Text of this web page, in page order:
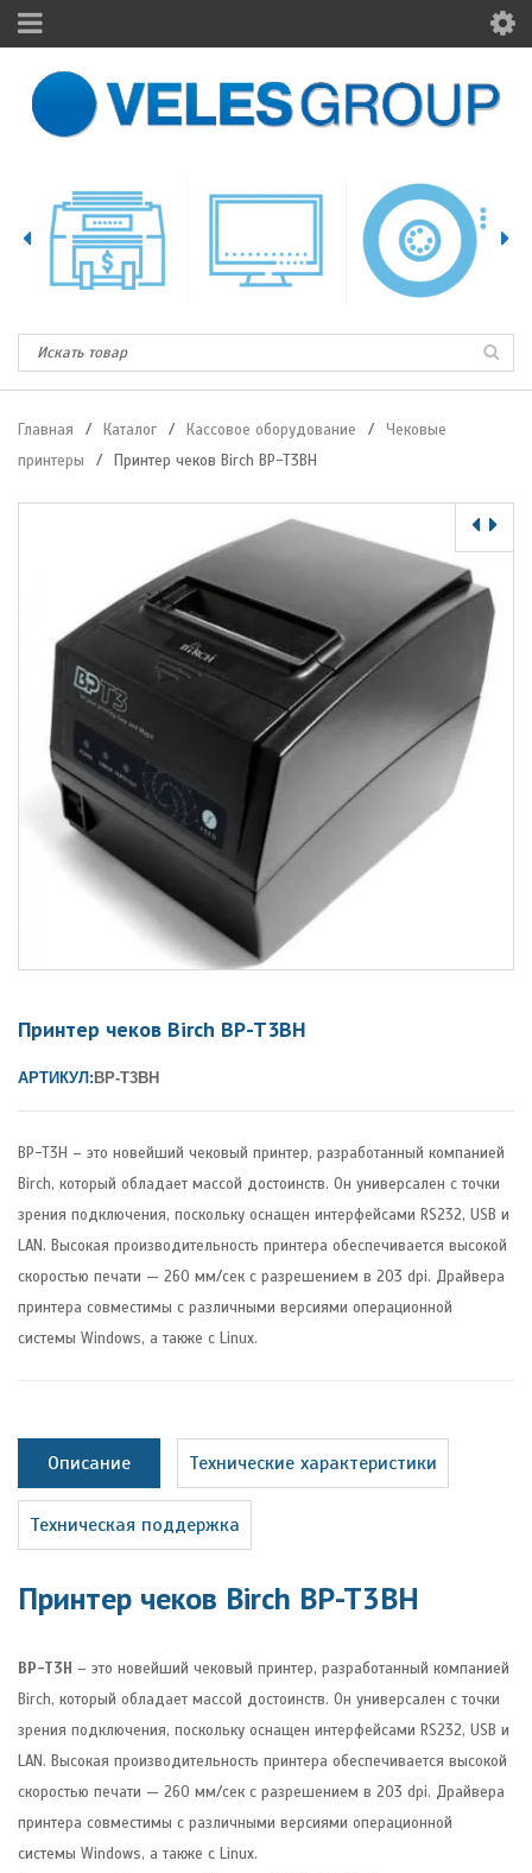
Главная / Каталог / Кассовое оборудование /
Чековые
принтеры
/ Принтер чеков Birch BP-T3BH
Принтер чеков Birch BP-T3BH
АРТИКУЛ: BP-T3BH
BP-T3H – это новейший чековый принтер, разработанный компанией
Birch, который обладает массой достоинств. Он универсален с точки
зрения подключения, поскольку оснащен интерфейсами RS232, USB и
LAN. Высокая производительность принтера обеспечивается высокой
скоростью печати — 260 мм/сек с разрешением в 203 dpi. Драйвера
принтера совместимы с различными версиями операционной
системы Windows, а также с Linux.
Описание Технические характеристики
Техническая поддержка
Принтер чеков Birch BP-T3BH
BP-T3H – это новейший чековый принтер, разработанный компанией
Birch, который обладает массой достоинств. Он универсален с точки
зрения подключения, поскольку оснащен интерфейсами RS232, USB и
LAN. Высокая производительность принтера обеспечивается высокой
скоростью печати — 260 мм/сек с разрешением в 203 dpi. Драйвера
принтера совместимы с различными версиями операционной
системы Windows, а также с Linux.